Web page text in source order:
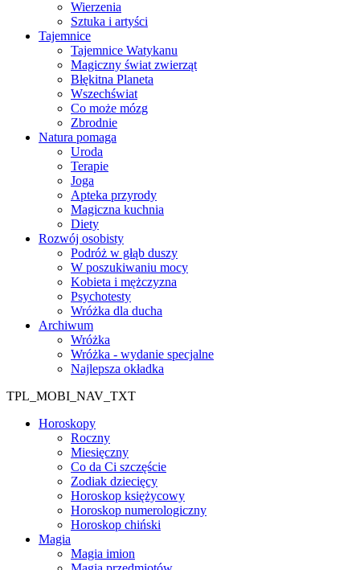
Wierzenia
Sztuka i artyści
Tajemnice
Tajemnice Watykanu
Magiczny świat zwierząt
Błękitna Planeta
Wszechświat
Co może mózg
Zbrodnie
Natura pomaga
Uroda
Terapie
Joga
Apteka przyrody
Magiczna kuchnia
Diety
Rozwój osobisty
Podróż w głąb duszy
W poszukiwaniu mocy
Kobieta i mężczyzna
Psychotesty
Wróżka dla ducha
Archiwum
Wróżka
Wróżka - wydanie specjalne
Najlepsza okładka
TPL_MOBI_NAV_TXT
Horoskopy
Roczny
Miesięczny
Co da Ci szczęście
Zodiak dziecięcy
Horoskop księżycowy
Horoskop numerologiczny
Horoskop chiński
Magia
Magia imion